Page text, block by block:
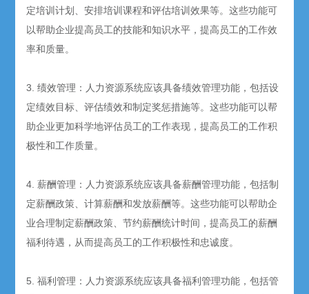
定培训计划、安排培训课程和评估培训效果等。这些功能可
以帮助企业提高员工的技能和知识水平，提高员工的工作效
率和质量。
3. 绩效管理：人力资源系统应该具备绩效管理功能，包括设
定绩效目标、评估绩效和制定奖惩措施等。这些功能可以帮
助企业更加科学地评估员工的工作表现，提高员工的工作积
极性和工作质量。
4. 薪酬管理：人力资源系统应该具备薪酬管理功能，包括制
定薪酬政策、计算薪酬和发放薪酬等。这些功能可以帮助企
业合理制定薪酬政策、节约薪酬统计时间，提高员工的薪酬
福利待遇，从而提高员工的工作积极性和忠诚度。
5. 福利管理：人力资源系统应该具备福利管理功能，包括管